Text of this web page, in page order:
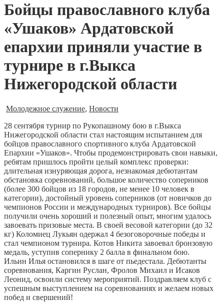
Бойцы православного клуба
«Ушаков» Ардатовской
епархии приняли участие в
турнире в г.Выкса
Нижегородской области
Молодежное служение, Новости
28 сентября турнир по Рукопашному бою в г.Выкса
Нижегородской области стал настоящим испытанием для
бойцов православного спортивного клуба Ардатовской
Епархии «Ушаков». Чтобы продемонстрировать свои навыки,
ребятам пришлось пройти целый комплекс проверки:
длительная изнуряющая дорога, незнакомая дебютантам
обстановка соревнований, большое количество соперников
(более 300 бойцов из 18 городов, не менее 10 человек в
категории), достойный уровень соперников (от новичков до
чемпионов России и международных турниров). Все бойцы
получили очень хороший и полезный опыт, многим удалось
завоевать призовые места. В своей весовой категории (до 32
кг) Коломиец Лукьян одержал 4 безоговорочные победы и
стал чемпионом турнира. Котов Никита завоевал бронзовую
медаль, уступив сопернику 2 балла в финальном бою.
Ильин Илья остановился в шаге от пьедестала. Дебютанты
соревнования, Каргин Руслан, Фролов Михаил и Исаков
Леонид, освоили систему мероприятий. Поздравляем клуб с
успешным выступлением на соревнованиях и желаем новых
побед и свершений!